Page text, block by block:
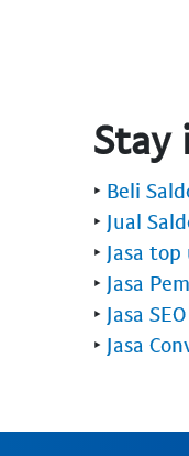
Stay
‣ Beli
‣ Jual
‣ Jasa top
‣ Jasa
‣ Jasa
‣ Jasa